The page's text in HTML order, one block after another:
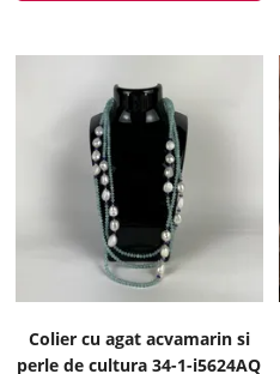
Colier cu agat acvamarin si
perle de cultura 34-1-i5624AQ